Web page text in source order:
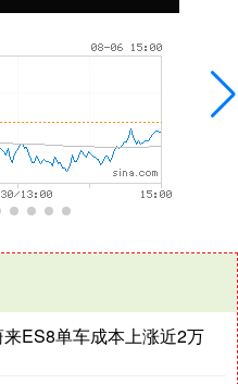
ES8单车成本上涨近2万